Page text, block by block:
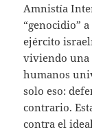
Amnistía
“genocidio”
ejército
viviendo una
humanos
solo eso:
contrario.
contra el